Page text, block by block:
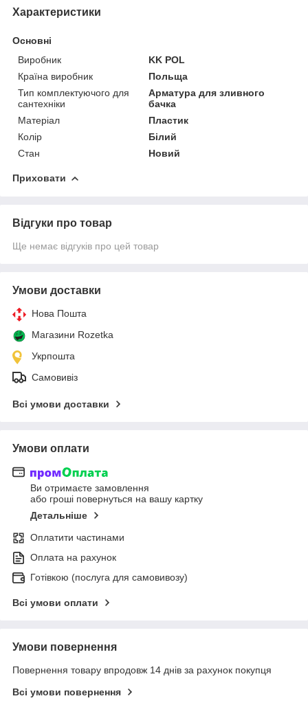
Характеристики
Основні
Виробник
KK POL
Країна виробник
Польща
Тип комплектуючого для
сантехніки
Арматура для зливного
бачка
Матеріал
Пластик
Колір
Білий
Стан
Новий
Приховати
Відгуки про товар
Ще немає відгуків про цей товар
Умови доставки
Нова Пошта
Магазини Rozetka
Укрпошта
Самовивіз
Всі умови доставки
Умови оплати
Ви отримаєте замовлення
або гроші повернуться на вашу картку
Детальніше
Оплатити частинами
Оплата на рахунок
Готівкою (послуга для самовивозу)
Всі умови оплати
Умови повернення
Повернення товару впродовж 14 днів за рахунок покупця
Всі умови повернення